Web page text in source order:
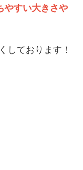
やすい大きさや
しております！